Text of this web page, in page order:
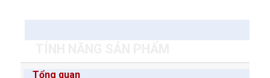
Tổng quan